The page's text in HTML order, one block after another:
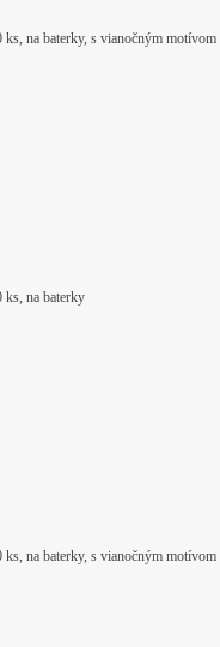
na baterky, s vianočným motívom
ks, na baterky
na baterky, s vianočným motívom